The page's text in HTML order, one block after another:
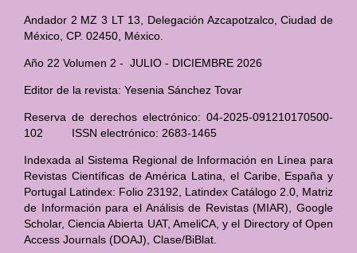
Andador 2 MZ 3 LT 13, Delegación Azcapotzalco, Ciudad de
México, CP. 02450, México.
Año 22 Volumen 2 - JULIO - DICIEMBRE 2026
Editor de la revista: Yesenia Sánchez Tovar
Reserva de derechos electrónico: 04-2025-091210170500-
102 ISSN electrónico: 2683-1465
Indexada al Sistema Regional de Información en Línea para
Revistas Científicas de América Latina, el Caribe, España y
Portugal Latindex: Folio 23192, Latindex Catálogo 2.0, Matriz
de Información para el Análisis de Revistas (MIAR), Google
Scholar, Ciencia Abierta UAT, AmeliCA, y el Directory of Open
Access Journals (DOAJ), Clase/BiBlat.